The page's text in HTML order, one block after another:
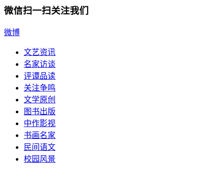
微信扫一扫关注我们
微博
文艺资讯
名家访谈
评谭品读
关注争鸣
文学原创
图书出版
中作影视
书画名家
民间语文
校园风景